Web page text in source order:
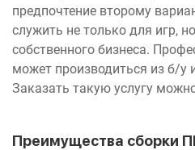
предпочтение второму
служить не только для игр,
собственного бизнеса.
может производиться из б/у
Заказать такую услугу
Преимущества сборки